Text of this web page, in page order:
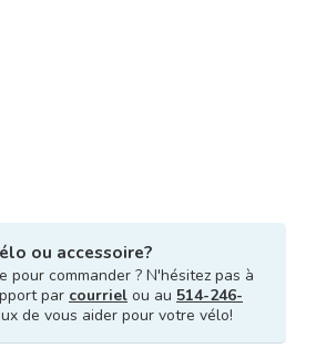
ou accessoire?
pour commander ? N'hésitez pas à
par courriel ou au 514-246-
de vous aider pour votre vélo!